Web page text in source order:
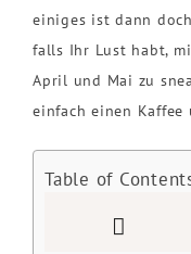
einiges ist dann
falls Ihr Lust habt,
April und Mai zu
einfach einen Kaffee
Table of